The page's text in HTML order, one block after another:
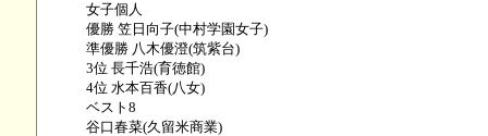
女子個人
優勝 笠日向子(中村学園女子)
準優勝 八木優澄(筑紫台)
3位 長千浩(育徳館)
4位 水本百香(八女)
ベスト8
谷口春菜(久留米商業)